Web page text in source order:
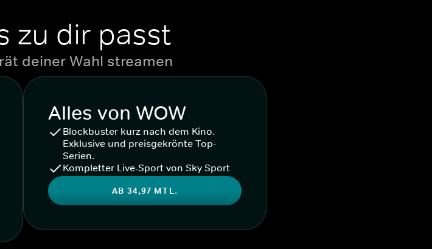
zu dir passt
deiner Wahl streamen
Alles von WOW
Blockbuster kurz nach dem Kino.
Exklusive und preisgekrönte Top-
Serien.
Kompletter Live-Sport von Sky Sport
AB 34,97 MTL.